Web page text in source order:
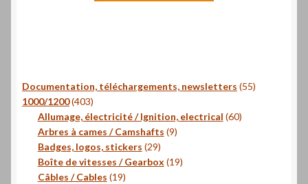
Documentation, téléchargements, newsletters 5555
1000/1200 403403
produits
Allumage, électricité / Ignition, electrical 6060
Arbres à cames / Camshafts 99
Badges, logos, stickers 2929
produits
Boîte de vitesses / Gearbox 1919
Câbles / Cables 1919